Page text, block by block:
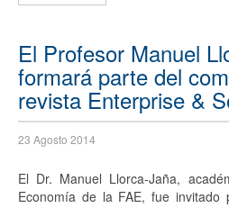
El Profesor Manuel
formará parte del
revista Enterprise &
23 Agosto 2014
El Dr. Manuel Llorca-Jaña,
Economía de la FAE, fue